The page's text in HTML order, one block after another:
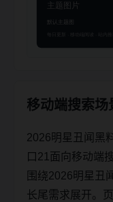
移动端搜索场
2026明星丑闻黑
口21面向移动端
围绕2026明星丑
长尾需求展开。